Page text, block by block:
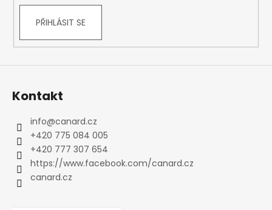
PŘIHLÁSIT SE
Kontakt
info@canard.cz
+420 775 084 005
+420 777 307 654
https://www.facebook.com/canard.cz
canard.cz